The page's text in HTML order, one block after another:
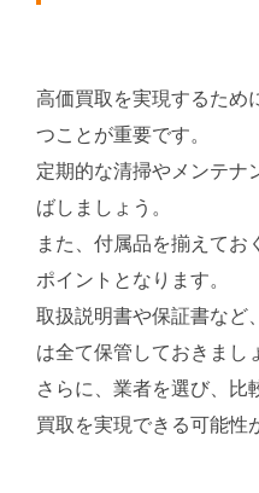
高価買取を実現するため
つことが重要です。
定期的な清掃やメンテナ
ばしましょう。
また、付属品を揃えてお
ポイントとなります。
取扱説明書や保証書など
は全て保管しておきまし
さらに、業者を選び、比
買取を実現できる可能性